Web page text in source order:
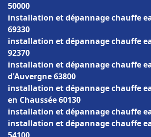
50000
installation et dépannage chauffe
69330
installation et dépannage chauffe
92370
installation et dépannage chauffe
d'Auvergne 63800
installation et dépannage chauffe
en Chaussée 60130
installation et dépannage chauffe
installation et dépannage chauffe